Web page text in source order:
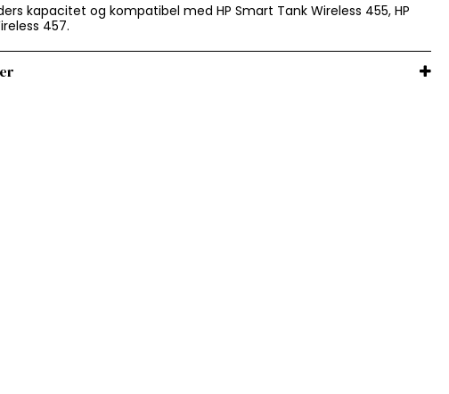
kapacitet og kompatibel med HP Smart Tank Wireless 455, HP
457.